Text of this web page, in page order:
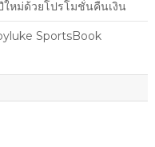
หม่ด้วยโปรโมชั่นคืนเงิน
SportsBook